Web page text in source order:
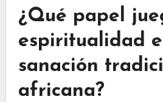
¿Qué papel
espiritualidad
sanación
africana?